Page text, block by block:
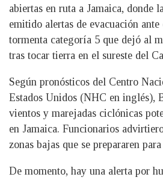
abiertas en ruta a Jamaica, donde
emitido alertas de evacuación
tormenta categoría 5 que dejó al
tras tocar tierra en el sureste del
Según pronósticos del Centro
Estados Unidos (NHC en inglés),
vientos y marejadas ciclónicas
en Jamaica. Funcionarios
zonas bajas que se prepararen
De momento, hay una alerta por